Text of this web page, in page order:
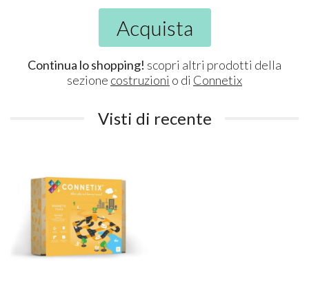
Acquista
Continua lo shopping! scopri altri prodotti della
sezione costruzioni o di Connetix
Visti di recente